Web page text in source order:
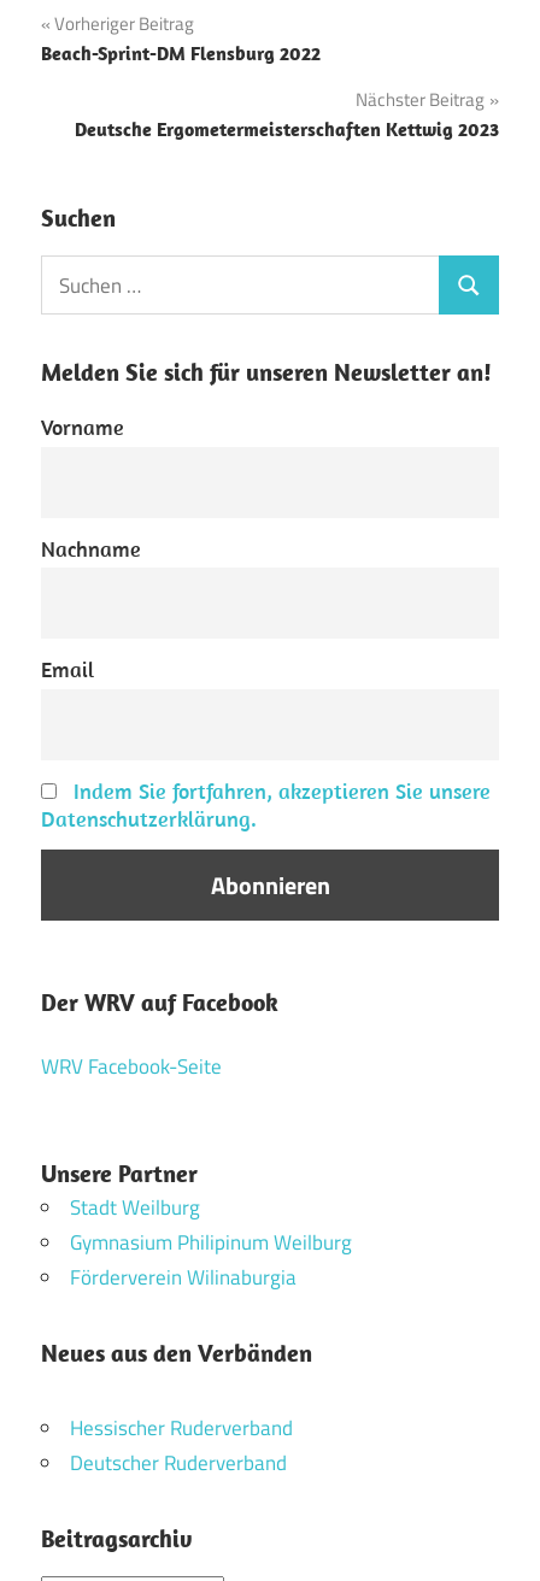
Beitragsnavigation
Vorheriger Beitrag
Beach-Sprint-DM Flensburg 2022
Nächster Beitrag
Deutsche Ergometermeisterschaften Kettwig 2023
Suchen
Suchen
nach:
Suchen
Melden Sie sich für unseren Newsletter an!
Vorname
Nachname
Email
Indem Sie fortfahren, akzeptieren Sie unsere
Datenschutzerklärung.
Der WRV auf Facebook
WRV Facebook-Seite
Unsere Partner
Stadt Weilburg
Gymnasium Philipinum Weilburg
Förderverein Wilinaburgia
Neues aus den Verbänden
Hessischer Ruderverband
Deutscher Ruderverband
Beitragsarchiv